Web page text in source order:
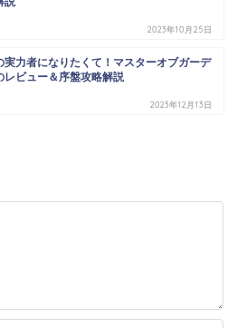
2023年10月25日
実力者になりたくて！マスターオブガーデ
レビュー＆序盤攻略解説
2023年12月13日